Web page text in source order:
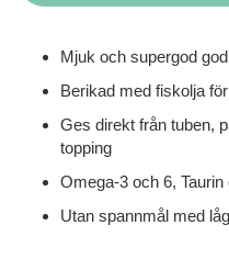
Mjuk och supergod
Berikad med fiskolja
Ges direkt från tuben,
topping
Omega-3 och 6,
Utan spannmål med